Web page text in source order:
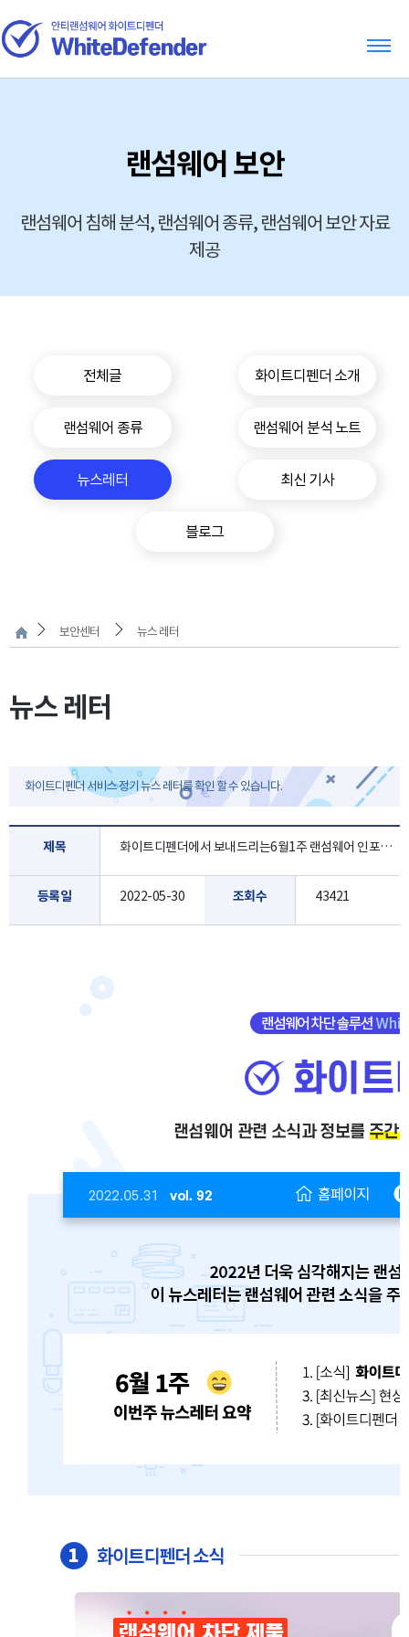
랜섬웨어 보안
랜섬웨어 침해 분석, 랜섬웨어 종류, 랜섬웨어 보안 자료
제공
전체글 화이트디펜더 소개
랜섬웨어 종류 랜섬웨어 분석 노트
뉴스레터 최신 기사
블로그
보안센터 뉴스 레터
뉴스 레터
화이트디펜더 서비스 정기 뉴스 레터를 확인 할 수 있습니다.
제목 화이트디펜더에서 보내드리는6월1주 랜섬웨어 인포 레터 입니다.
등록일 2022-05-30 조회수 43421